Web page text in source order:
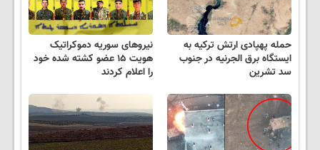
حمله پهپادی ارتش ترکیه به
ایستگاه برق الجرنیه در جنوب
سد تشرین
نیروهای سوریه دموکراتیک
هویت ۱۵ عضو کشته شده خود
را اعلام کردند